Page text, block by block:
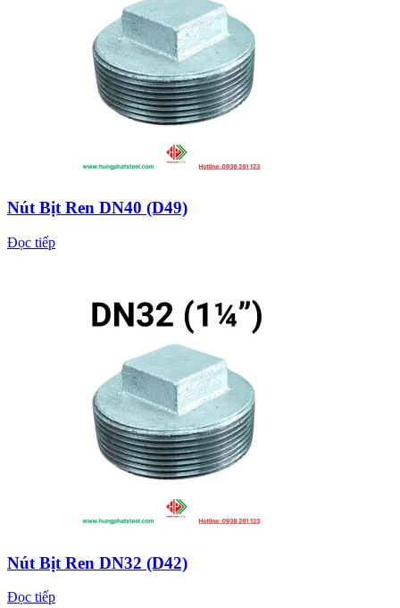
Nút Bịt Ren DN40 (D49)
Đọc tiếp
Nút Bịt Ren DN32 (D42)
Đọc tiếp